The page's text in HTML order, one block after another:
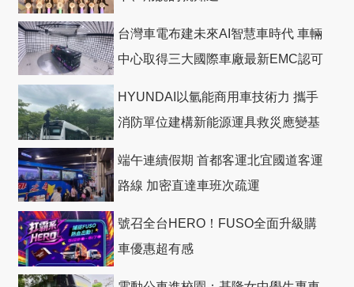
台灣車電布建未來AI智慧車時代 車輛
中心取得三大國際車廠最新EMC認可
HYUNDAI以氫能商用車技術力 攜手
消防單位建構新能源運具救災應變基
端午連續假期 首都客運北宜國道客運
路線 加密直達車班次疏運
號召全台HERO！FUSO全面升級購
車優惠超有感